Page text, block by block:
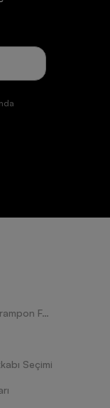
Krampon Nasıl Seçilir? FG ve AG Krampon Farkları Nelerdir?
Seçimi